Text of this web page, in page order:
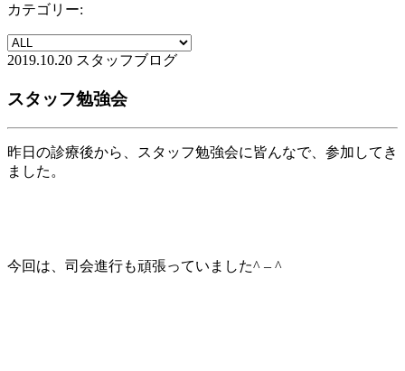
カテゴリー:
2019.10.20 スタッフブログ
スタッフ勉強会
昨日の診療後から、スタッフ勉強会に皆んなで、参加してき
ました。
今回は、司会進行も頑張っていました^ – ^